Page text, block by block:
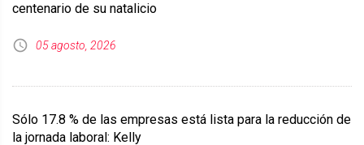
centenario de su natalicio
05 agosto, 2026
Sólo 17.8 % de las empresas está lista para la reducción de
la jornada laboral: Kelly